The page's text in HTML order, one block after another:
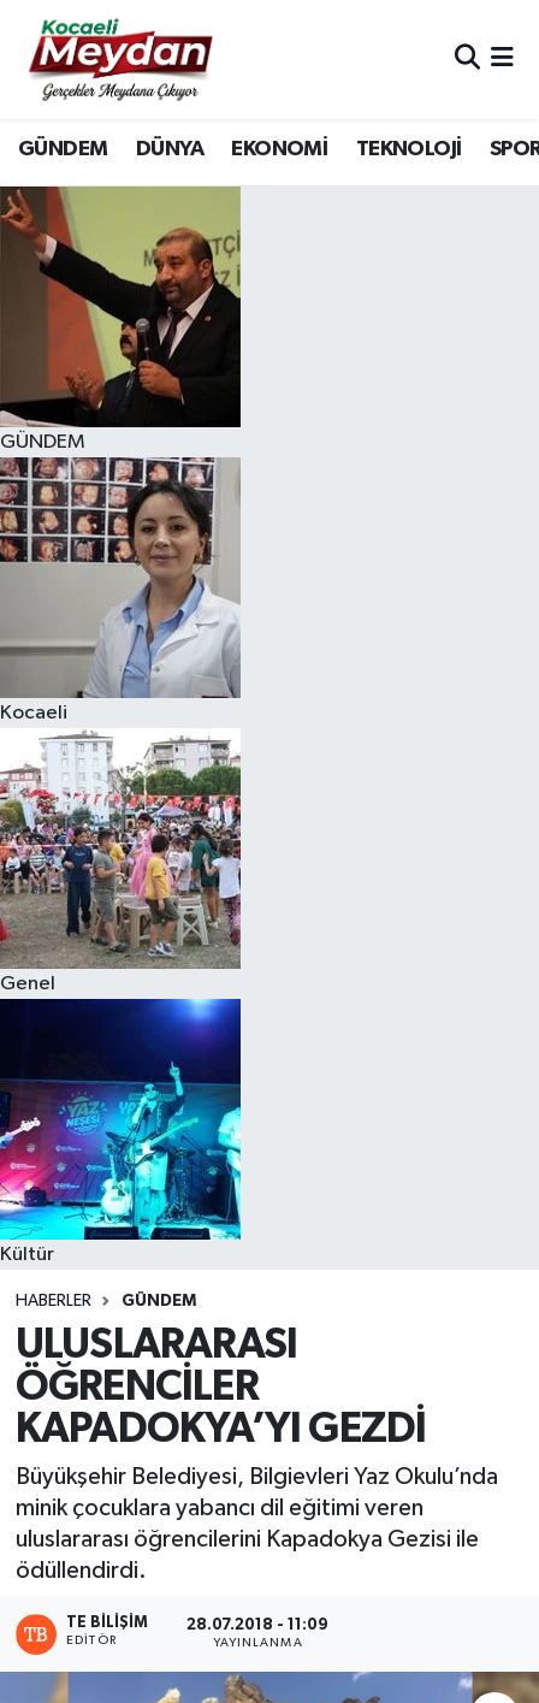
GÜNDEM DÜNYA EKONOMİ TEKNOLOJİ
GÜNDEM
Kocaeli
Genel
Kültür
HABERLER GÜNDEM
ULUSLARARASI
ÖĞRENCİLER
KAPADOKYA’YI GEZDİ
Büyükşehir Belediyesi, Bilgievleri Yaz Okulu’nda
minik çocuklara yabancı dil eğitimi veren
uluslararası öğrencilerini Kapadokya Gezisi ile
ödüllendirdi.
TE BILIŞIM
EDITÖR
28.07.2018 - 11:09
YAYINLANMA
Nöbetçi Eczaneler
Hava Durumu
Trafik Durumu
Süper Lig Puan Durumu ve Fikstür
Tüm Manşetler
Son Dakika Haberleri
Haber Arşivi